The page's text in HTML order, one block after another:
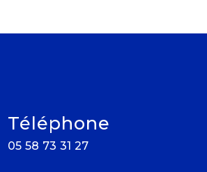
Téléphone
05 58 73 31 27